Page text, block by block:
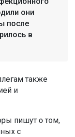
они
после
в
также
и
пишут о том,
с